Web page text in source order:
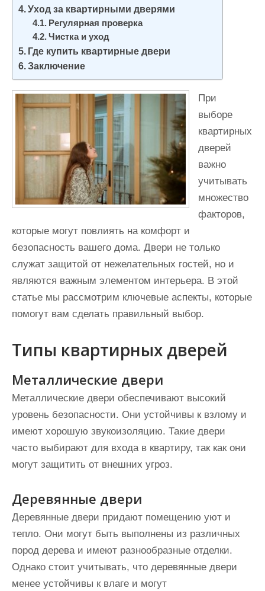
Уход за квартирными дверями
Регулярная проверка
Чистка и уход
Где купить квартирные двери
Заключение
При
выборе
квартирных
дверей
важно
учитывать
множество
факторов,
которые могут повлиять на комфорт и
безопасность вашего дома. Двери не только
служат защитой от нежелательных гостей, но и
являются важным элементом интерьера. В этой
статье мы рассмотрим ключевые аспекты, которые
помогут вам сделать правильный выбор.
Типы квартирных дверей
Металлические двери
Металлические двери обеспечивают высокий
уровень безопасности. Они устойчивы к взлому и
имеют хорошую звукоизоляцию. Такие двери
часто выбирают для входа в квартиру, так как они
могут защитить от внешних угроз.
Деревянные двери
Деревянные двери придают помещению уют и
тепло. Они могут быть выполнены из различных
пород дерева и имеют разнообразные отделки.
Однако стоит учитывать, что деревянные двери
менее устойчивы к влаге и могут